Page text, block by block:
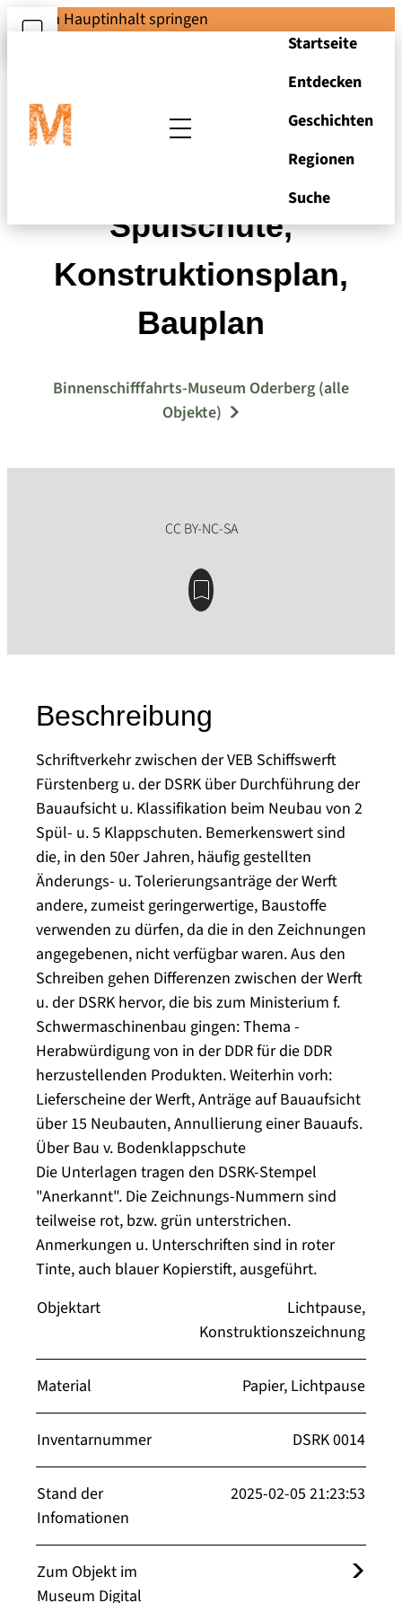
Zum Hauptinhalt springen
Startseite
Entdecken
Geschichten
Regionen
Suche
Klappschute und
Spülschute,
Konstruktionsplan,
Bauplan
Binnenschifffahrts-Museum Oderberg (alle
Objekte)
Beschreibung
Schriftverkehr zwischen der VEB Schiffswerft
Fürstenberg u. der DSRK über Durchführung der
Bauaufsicht u. Klassifikation beim Neubau von 2
Spül- u. 5 Klappschuten. Bemerkenswert sind
die, in den 50er Jahren, häufig gestellten
Änderungs- u. Tolerierungsanträge der Werft
andere, zumeist geringerwertige, Baustoffe
verwenden zu dürfen, da die in den Zeichnungen
angegebenen, nicht verfügbar waren. Aus den
Schreiben gehen Differenzen zwischen der Werft
u. der DSRK hervor, die bis zum Ministerium f.
Schwermaschinenbau gingen: Thema -
Herabwürdigung von in der DDR für die DDR
herzustellenden Produkten. Weiterhin vorh:
Lieferscheine der Werft, Anträge auf Bauaufsicht
über 15 Neubauten, Annullierung einer Bauaufs.
Über Bau v. Bodenklappschute
Die Unterlagen tragen den DSRK-Stempel
"Anerkannt". Die Zeichnungs-Nummern sind
teilweise rot, bzw. grün unterstrichen.
Anmerkungen u. Unterschriften sind in roter
Tinte, auch blauer Kopierstift, ausgeführt.
Objektart
Lichtpause,
Konstruktionszeichnung
Material Papier, Lichtpause
Inventarnummer DSRK 0014
Stand der
Infomationen
2025-02-05 21:23:53
Zum Objekt im
Museum Digital